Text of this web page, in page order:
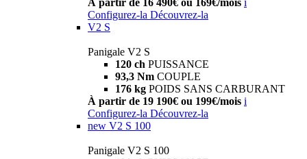
À partir de 16 490€ ou 169€/mois i
Configurez-la Découvrez-la
V2 S
Panigale V2 S
120 ch PUISSANCE
93,3 Nm COUPLE
176 kg POIDS SANS CARBURANT
À partir de 19 190€ ou 199€/mois i
Configurez-la Découvrez-la
new V2 S 100
Panigale V2 S 100